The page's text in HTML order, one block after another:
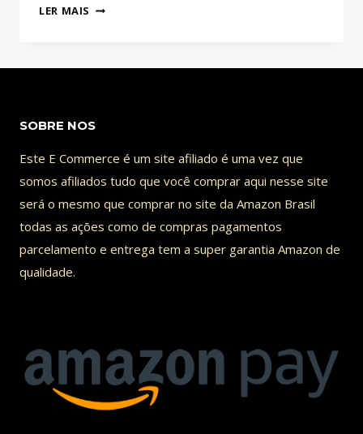
LER MAIS PANTERA
WAKANDA
ANÁLISE
[COM
SPOILERS]
SOBRE NOS
Este E Commerce é um site afiliado é uma vez que
somos afiliados tudo que você comprar aqui nesse site
será o mesmo que comprar no site da Amazon Brasil
todas as ações como de compras pagamentos
parcelamento e entrega tem a super garantia Amazon de
qualidade.